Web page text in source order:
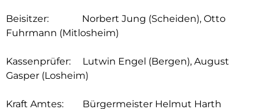
Beisitzer: Norbert Jung (Scheiden), Otto
Fuhrmann (Mitlosheim)
Kassenprüfer: Lutwin Engel (Bergen), August
Gasper (Losheim)
Kraft Amtes: Bürgermeister Helmut Harth